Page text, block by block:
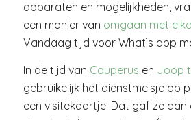
apparaten en mogelijkheden,
een manier van omgaan met
Vandaag tijd voor What’s app
In de tijd van Couperus en Joop
gebruikelijk het dienstmeisje op
een visitekaartje. Dat gaf ze dan